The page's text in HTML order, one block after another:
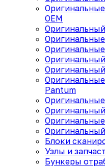
OEM
Pantum
Блоки
Узлы и
Бункеры